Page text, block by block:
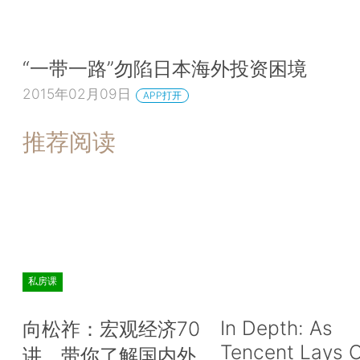
“一带一路”勿陷日本海外投资困境
2015年02月09日 APP打开
推荐阅读
私房课
向松祚：宏观经济70
讲，带你了解国内外
In Depth: As
Tencent Lays